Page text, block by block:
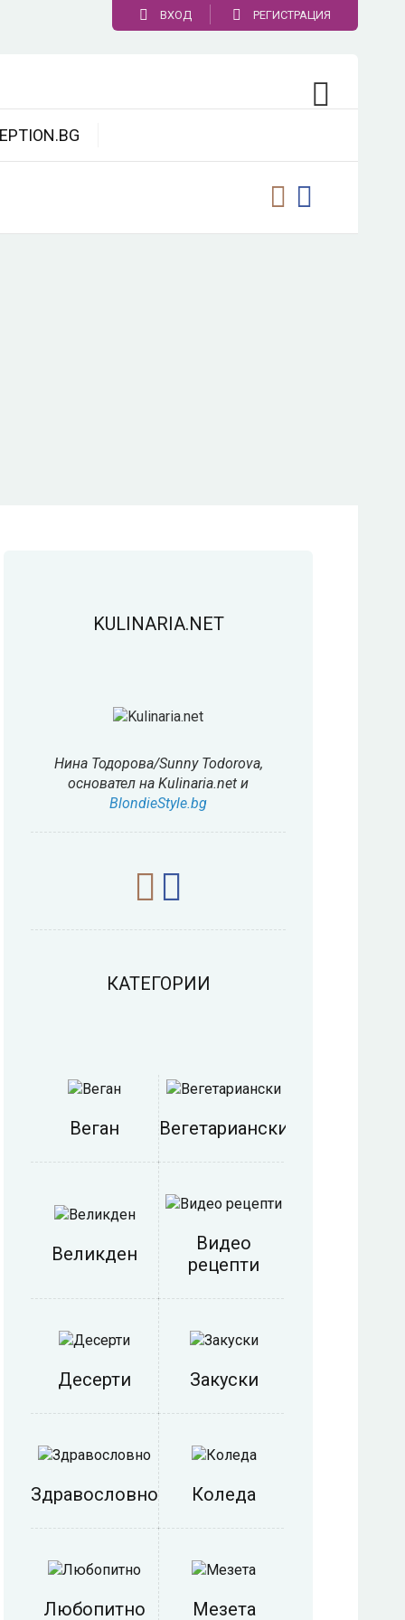
ВХОД РЕГИСТРАЦИЯ
KULINARIA.NET
Нина Тодорова/Sunny Todorova,
основател на Kulinaria.net и
BlondieStyle.bg
КАТЕГОРИИ
Веган Вегетариански
Великден
Видео
рецепти
Десерти Закуски
Здравословно Коледа
Любопитно Мезета